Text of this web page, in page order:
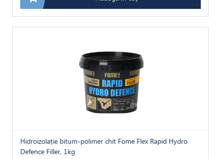
Hidroizolație bitum-polimer chit Fome Flex Rapid Hydro
Defence Filler, 1kg